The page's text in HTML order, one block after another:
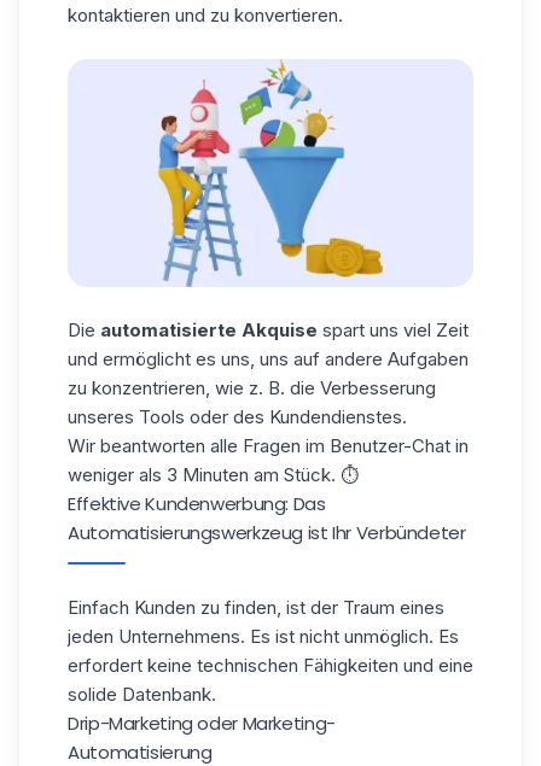
kontaktieren und zu konvertieren.
Die automatisierte Akquise spart uns viel Zeit
und ermöglicht es uns, uns auf andere Aufgaben
zu konzentrieren, wie z. B. die Verbesserung
unseres Tools oder des Kundendienstes.
Wir beantworten alle Fragen im Benutzer-Chat in
weniger als 3 Minuten am Stück. ⏱
Effektive Kundenwerbung: Das
Automatisierungswerkzeug ist Ihr Verbündeter
Einfach Kunden zu finden, ist der Traum eines
jeden Unternehmens. Es ist nicht unmöglich. Es
erfordert keine technischen Fähigkeiten und eine
solide Datenbank.
Drip-Marketing oder Marketing-
Automatisierung